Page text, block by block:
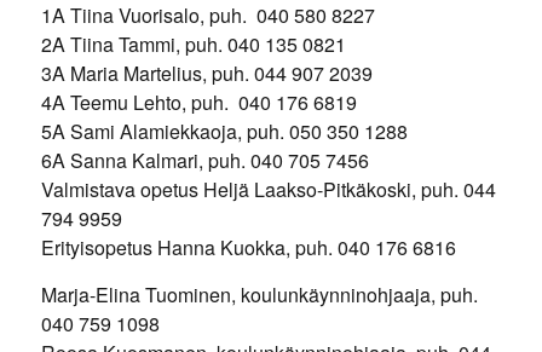
1A Tiina Vuorisalo, puh. 040 580 8227
2A Tiina Tammi, puh. 040 135 0821
3A Maria Martelius, puh. 044 907 2039
4A Teemu Lehto, puh. 040 176 6819
5A Sami Alamiekkaoja, puh. 050 350 1288
6A Sanna Kalmari, puh. 040 705 7456
Valmistava opetus Heljä Laakso-Pitkäkoski, puh. 044
794 9959
Erityisopetus Hanna Kuokka, puh. 040 176 6816
Marja-Elina Tuominen, koulunkäynninohjaaja, puh.
040 759 1098